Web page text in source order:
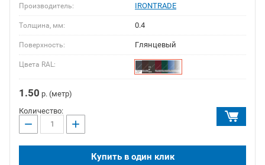
Производитель: IRONTRADE
Толщина, мм: 0.4
Поверхность: Глянцевый
Цвета RAL:
1.50 р. (метр)
Количество:
− +
Купить в один клик